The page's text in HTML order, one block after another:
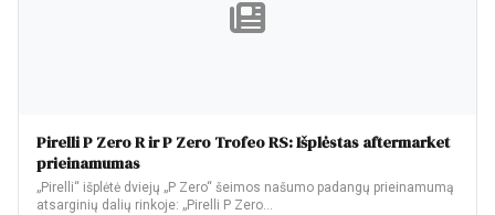
Pirelli P Zero R ir P Zero Trofeo RS: Išplėstas aftermarket
prieinamumas
„Pirelli“ išplėtė dviejų „P Zero“ šeimos našumo padangų prieinamumą
atsarginių dalių rinkoje: „Pirelli P Zero…